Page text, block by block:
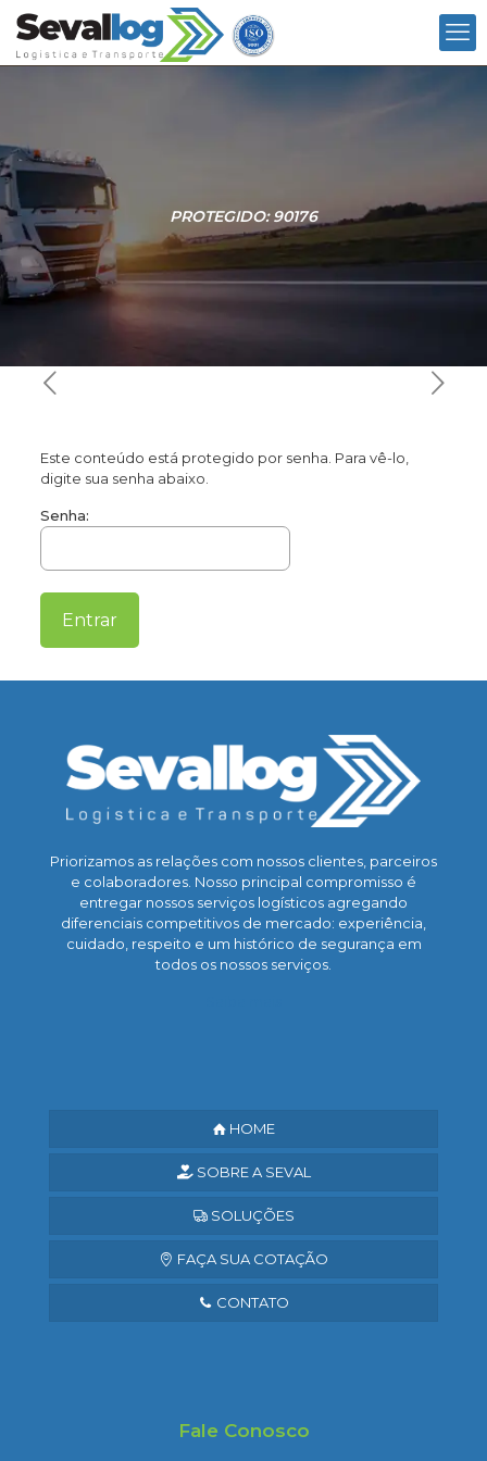
PROTEGIDO: 90176
Este conteúdo está protegido por senha. Para vê-lo,
digite sua senha abaixo.
Senha:
Priorizamos as relações com nossos clientes, parceiros
e colaboradores. Nosso principal compromisso é
entregar nossos serviços logísticos agregando
diferenciais competitivos de mercado: experiência,
cuidado, respeito e um histórico de segurança em
todos os nossos serviços.
HOME
SOBRE A SEVAL
SOLUÇÕES
FAÇA SUA COTAÇÃO
CONTATO
Fale Conosco